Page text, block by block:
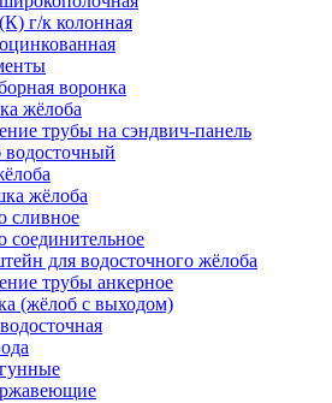
г/к колонная
воронка
жёлоба
трубы на сэндвич-панель
жёлоба
сливное
соединительное
для водосточного жёлоба
трубы анкерное
(жёлоб с выходом)